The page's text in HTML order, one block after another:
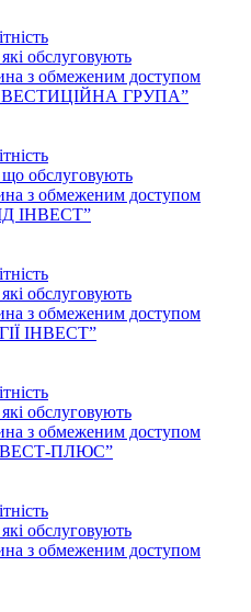
обслуговують
з обмеженим доступом
ГРУПА”
що обслуговують
з обмеженим доступом
ІНВЕСТ”
обслуговують
з обмеженим доступом
ІНВЕСТ”
обслуговують
з обмеженим доступом
ПЛЮС”
обслуговують
з обмеженим доступом